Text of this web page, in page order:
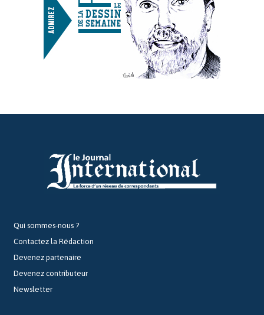
Qui sommes-nous ?
Contactez la Rédaction
Devenez partenaire
Devenez contributeur
Newsletter